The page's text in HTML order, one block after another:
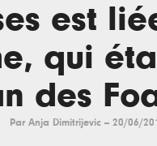
est
qui
des
Par Anja Dimitrijevic -- 20/06/